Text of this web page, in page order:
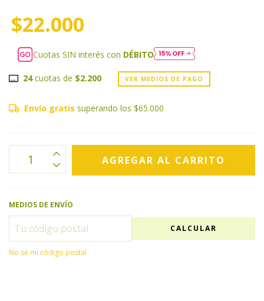
$22.000
Cuotas SIN interés con DÉBITO
24cuotas de $2.200 VER MEDIOS DE PAGO
Envío gratis superando los $65.000
MEDIOS DE ENVÍO
CALCULAR
No sé mi código postal